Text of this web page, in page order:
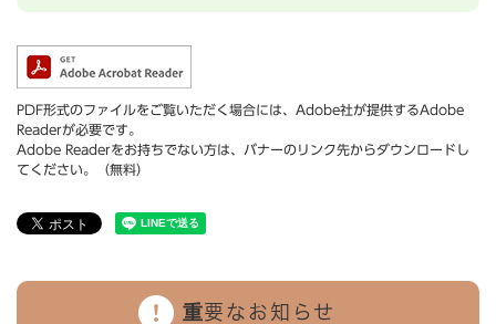
PDF形式のファイルをご覧いただく場合には、Adobe社が提供するAdobe
Readerが必要です。
Adobe Readerをお持ちでない方は、バナーのリンク先からダウンロードし
てください。（無料）
重要なお知らせ